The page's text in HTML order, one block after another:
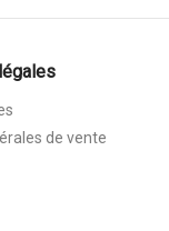
de vente